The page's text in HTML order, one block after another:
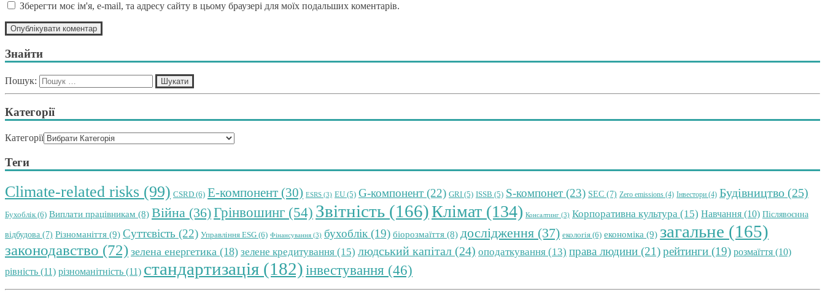
Зберегти моє ім'я, e-mail, та адресу сайту в цьому браузері для моїх подальших коментарів.
Знайти
Пошук:
Категорії
Категорії
Теги
Climate-related risks (99) CSRD (6) E-компонент (30) ESRS (3) EU (5) G-компонент (22) GRI (5) ISSB (5) S-компонет (23) SEC (7) Zero emissions (4) Інвестори (4) Будівництво (25)
Бухоблік(6) Виплати працівникам (8) Війна (36)Грінвошинг (54) Звітність (166)Клімат (134) Консалтинг (3) Корпоративна культура (15) Навчання (10) Післявоєнна
відбудова (7) Різноманіття (9) Суттєвість (22) Управління ESG (6) Фінансування (3) бухоблік (19) біорозмаїття (8) дослідження (37) екологія (6) економіка (9) загальне (165)
законодавство (72) зелена енергетика (18) зелене кредитування (15) людський капітал (24) оподаткування (13) права людини (21)рейтинги (19) розмаїття (10)
рівність (11) різноманітність (11) стандартизація (182) інвестування (46)